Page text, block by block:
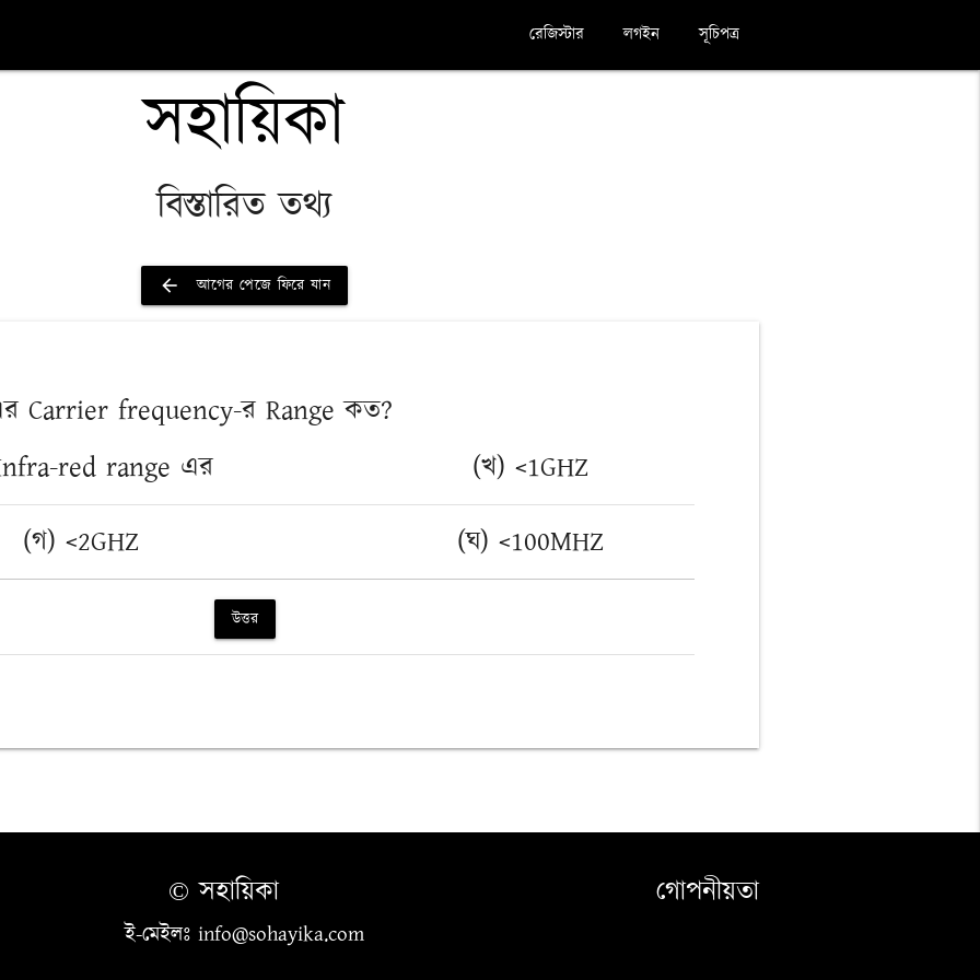
সূচিপত্র
লগইন
রেজিস্টার
সহায়িকা
বিস্তারিত তথ্য
arrow_back আগের পেজে ফিরে যান
Carrier frequency-র Range কত?
red range এর
(খ) <1GHZ
(গ) <2GHZ
(ঘ) <100MHZ
উত্তর
গোপনীয়তা
© সহায়িকা
ই-মেইলঃ info@sohayika.com